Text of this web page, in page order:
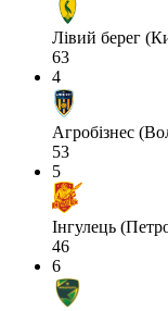
Лівий берег
63
4
Агробізнес
53
5
Інгулець
46
6